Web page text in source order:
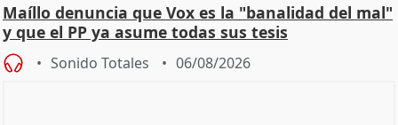
Maíllo denuncia que Vox es la "banalidad del mal"
y que el PP ya asume todas sus tesis
Sonido Totales 06/08/2026